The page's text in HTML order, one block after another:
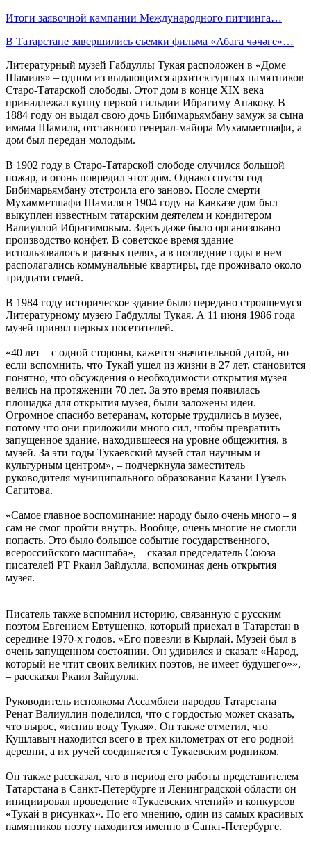
Итоги заявочной кампании Международного питчинга…
В Татарстане завершились съемки фильма «Абага чәчәге»…
Литературный музей Габдуллы Тукая расположен в «Доме
Шамиля» – одном из выдающихся архитектурных памятников
Старо-Татарской слободы. Этот дом в конце XIX века
принадлежал купцу первой гильдии Ибрагиму Апакову. В
1884 году он выдал свою дочь Бибимарьямбану замуж за сына
имама Шамиля, отставного генерал-майора Мухамметшафи, а
дом был передан молодым.
В 1902 году в Старо-Татарской слободе случился большой
пожар, и огонь повредил этот дом. Однако спустя год
Бибимарьямбану отстроила его заново. После смерти
Мухамметшафи Шамиля в 1904 году на Кавказе дом был
выкуплен известным татарским деятелем и кондитером
Валиуллой Ибрагимовым. Здесь даже было организовано
производство конфет. В советское время здание
использовалось в разных целях, а в последние годы в нем
располагались коммунальные квартиры, где проживало около
тридцати семей.
В 1984 году историческое здание было передано строящемуся
Литературному музею Габдуллы Тукая. А 11 июня 1986 года
музей принял первых посетителей.
«40 лет – с одной стороны, кажется значительной датой, но
если вспомнить, что Тукай ушел из жизни в 27 лет, становится
понятно, что обсуждения о необходимости открытия музея
велись на протяжении 70 лет. За это время появилась
площадка для открытия музея, были заложены идеи.
Огромное спасибо ветеранам, которые трудились в музее,
потому что они приложили много сил, чтобы превратить
запущенное здание, находившееся на уровне общежития, в
музей. За эти годы Тукаевский музей стал научным и
культурным центром», – подчеркнула заместитель
руководителя муниципального образования Казани Гузель
Сагитова.
«Самое главное воспоминание: народу было очень много – я
сам не смог пройти внутрь. Вообще, очень многие не смогли
попасть. Это было большое событие государственного,
всероссийского масштаба», – сказал председатель Союза
писателей РТ Ркаил Зайдулла, вспоминая день открытия
музея.
Писатель также вспомнил историю, связанную с русским
поэтом Евгением Евтушенко, который приехал в Татарстан в
середине 1970-х годов. «Его повезли в Кырлай. Музей был в
очень запущенном состоянии. Он удивился и сказал: «Народ,
который не чтит своих великих поэтов, не имеет будущего»»,
– рассказал Ркаил Зайдулла.
Руководитель исполкома Ассамблеи народов Татарстана
Ренат Валиуллин поделился, что с гордостью может сказать,
что вырос, «испив воду Тукая». Он также отметил, что
Кушлавыч находится всего в трех километрах от его родной
деревни, а их ручей соединяется с Тукаевским родником.
Он также рассказал, что в период его работы представителем
Татарстана в Санкт-Петербурге и Ленинградской области он
инициировал проведение «Тукаевских чтений» и конкурсов
«Тукай в рисунках». По его мнению, один из самых красивых
памятников поэту находится именно в Санкт-Петербурге.